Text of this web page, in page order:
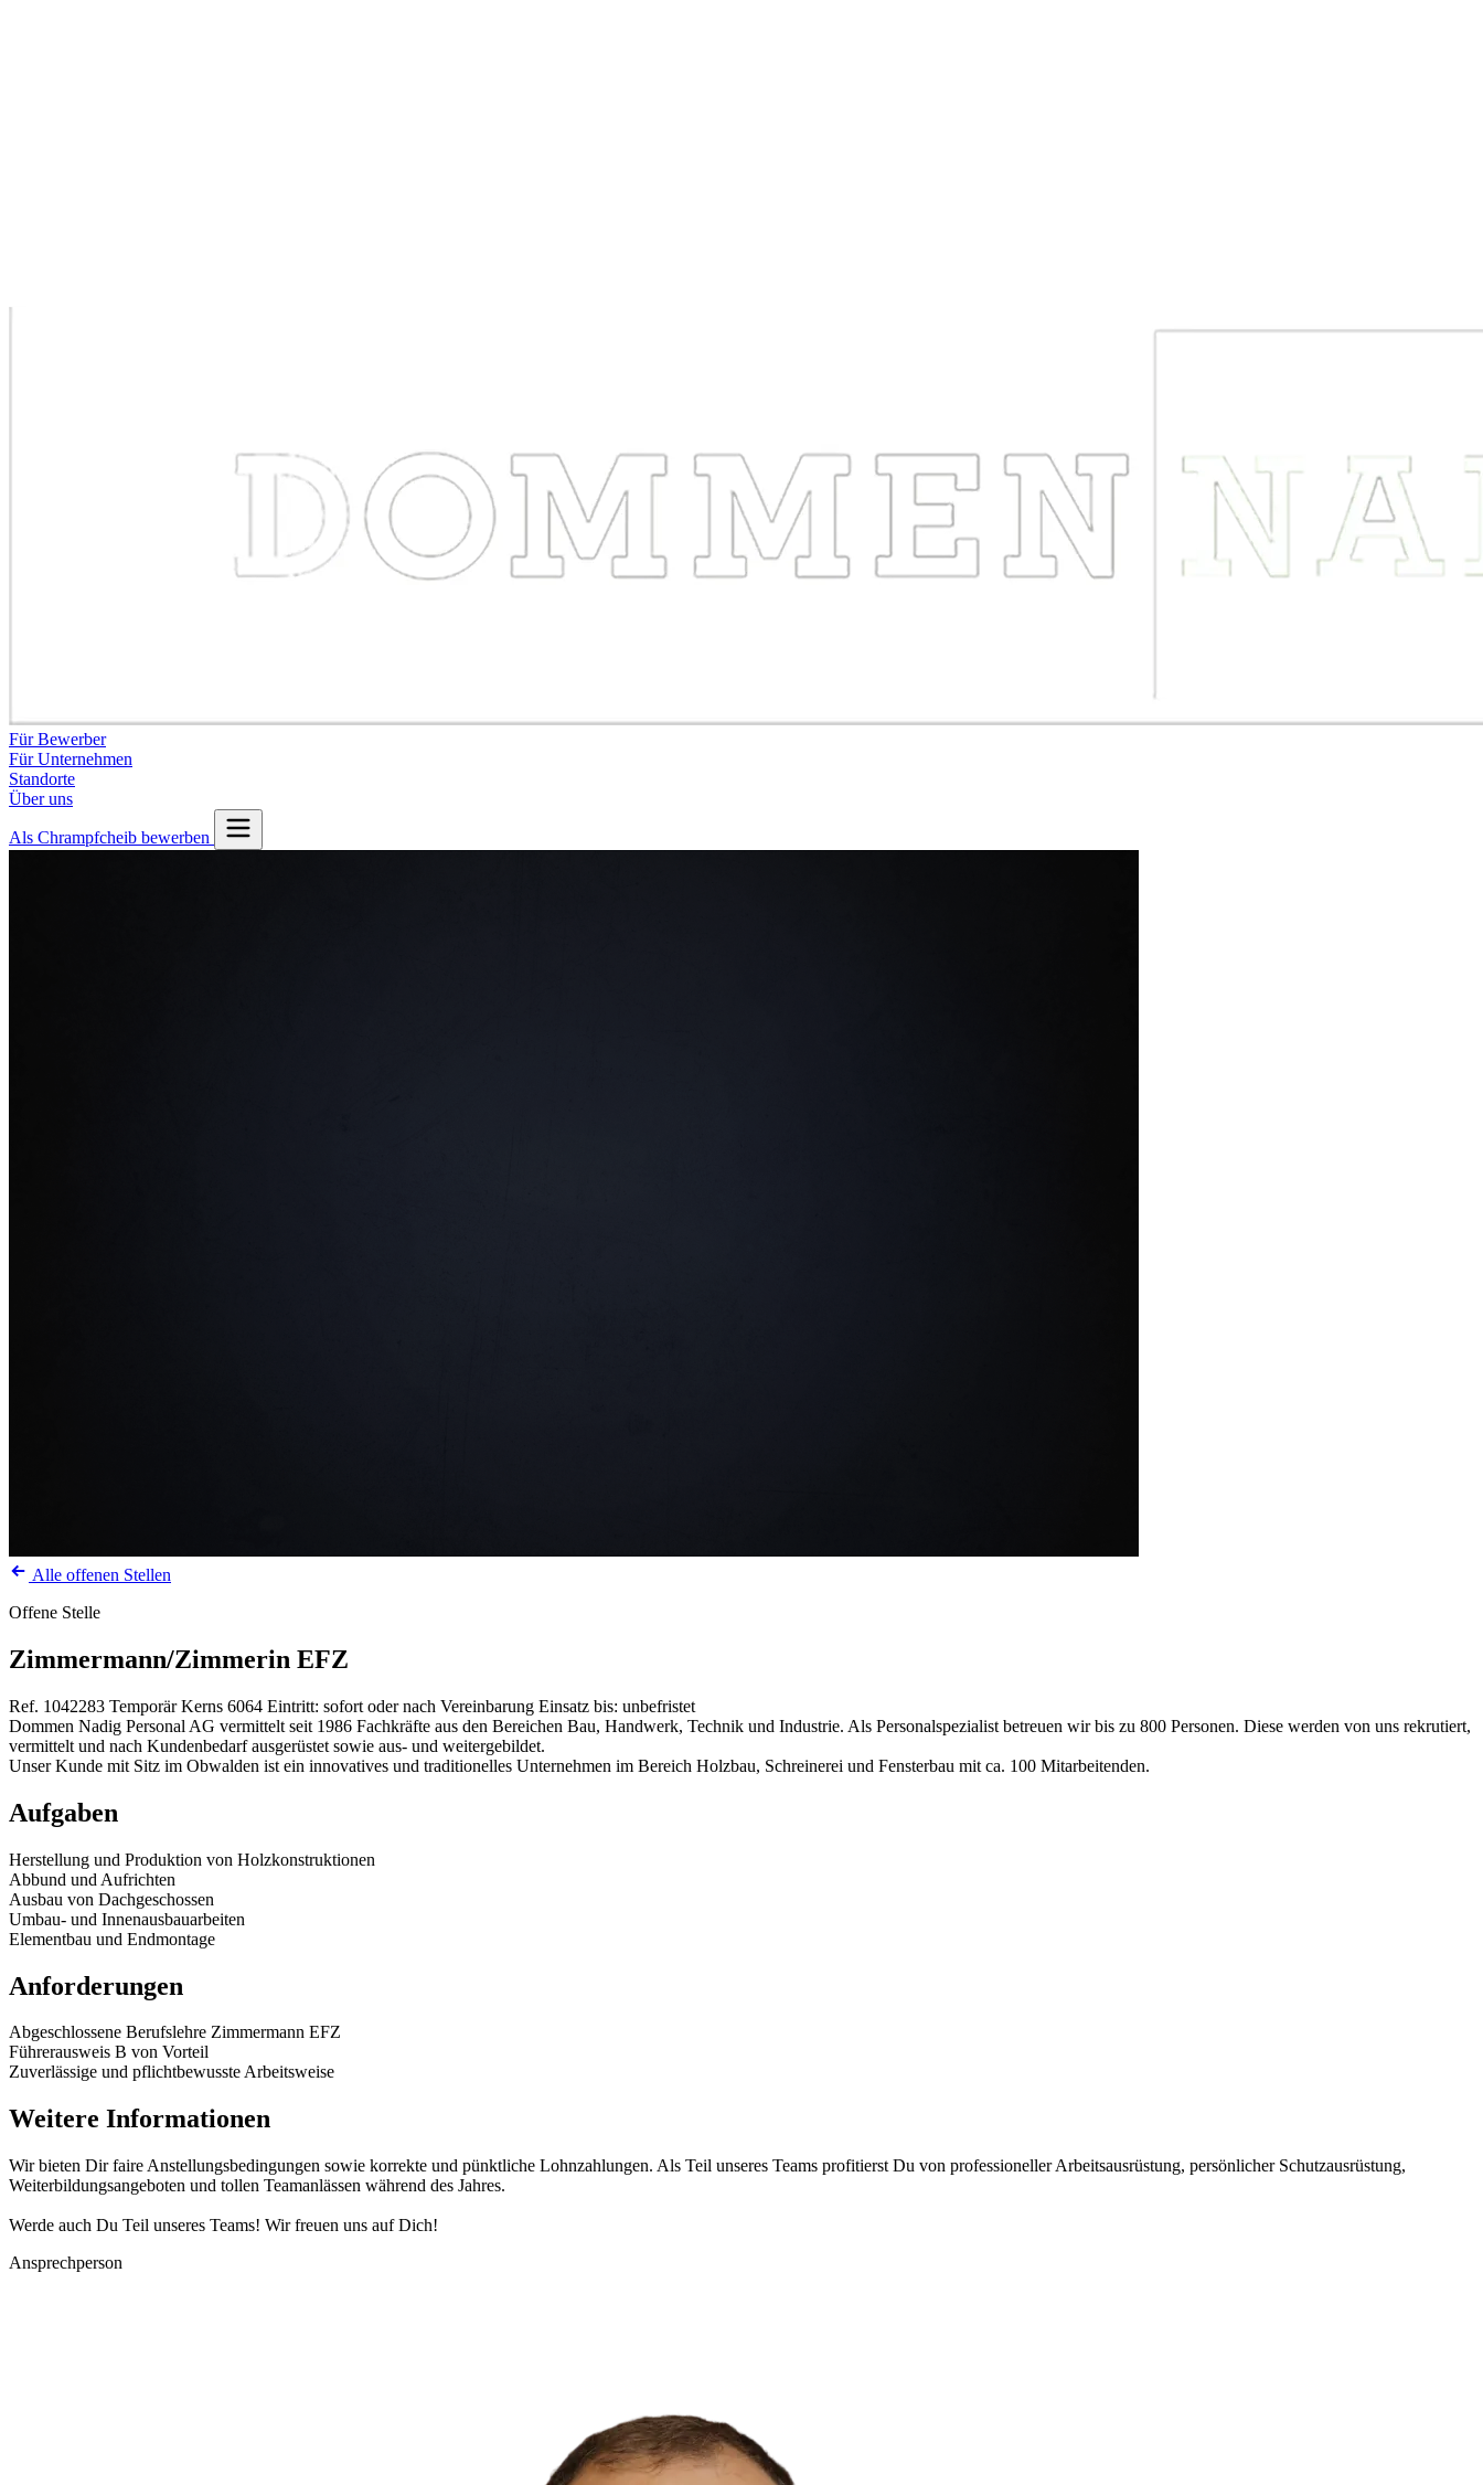
Für Bewerber
Für Unternehmen
Standorte
Über uns
Als Chrampfcheib bewerben
Alle offenen Stellen
Offene Stelle
Zimmermann/Zimmerin EFZ
Ref. 1042283 Temporär Kerns 6064 Eintritt: sofort oder nach Vereinbarung Einsatz bis: unbefristet
Dommen Nadig Personal AG vermittelt seit 1986 Fachkräfte aus den Bereichen Bau, Handwerk, Technik und Industrie. Als Personalspezialist betreuen wir bis zu 800 Personen. Diese werden von uns rekrutiert,
vermittelt und nach Kundenbedarf ausgerüstet sowie aus- und weitergebildet.
Unser Kunde mit Sitz im Obwalden ist ein innovatives und traditionelles Unternehmen im Bereich Holzbau, Schreinerei und Fensterbau mit ca. 100 Mitarbeitenden.
Aufgaben
Herstellung und Produktion von Holzkonstruktionen
Abbund und Aufrichten
Ausbau von Dachgeschossen
Umbau- und Innenausbauarbeiten
Elementbau und Endmontage
Anforderungen
Abgeschlossene Berufslehre Zimmermann EFZ
Führerausweis B von Vorteil
Zuverlässige und pflichtbewusste Arbeitsweise
Weitere Informationen
Wir bieten Dir faire Anstellungsbedingungen sowie korrekte und pünktliche Lohnzahlungen. Als Teil unseres Teams profitierst Du von professioneller Arbeitsausrüstung, persönlicher Schutzausrüstung,
Weiterbildungsangeboten und tollen Teamanlässen während des Jahres.
Werde auch Du Teil unseres Teams! Wir freuen uns auf Dich!
Ansprechperson